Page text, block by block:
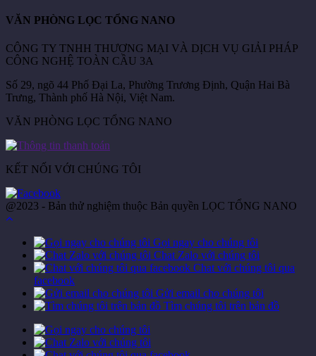
VĂN PHÒNG LỌC TỔNG NANO
CÔNG TY TNHH THƯƠNG MẠI VÀ DỊCH VỤ GIẢI PHÁP
CÔNG NGHỆ TOÀN CẦU 3A
Số 29, ngõ 44 Phố Đại La, Phường Trương Định, Quận Hai Bà
Trưng, Thành phố Hà Nội, Việt Nam.
VĂN PHÒNG LỌC TỔNG NANO
KẾT NỐI VỚI CHÚNG TÔI
@2023 - Bản thử nghiệm thuộc Bản quyền LỌC TỔNG NANO
Gọi ngay cho chúng tôi
Chat Zalo với chúng tôi
Chat với chúng tôi qua
facebook
Gửi email cho chúng tôi
Tìm chúng tôi trên bản đồ